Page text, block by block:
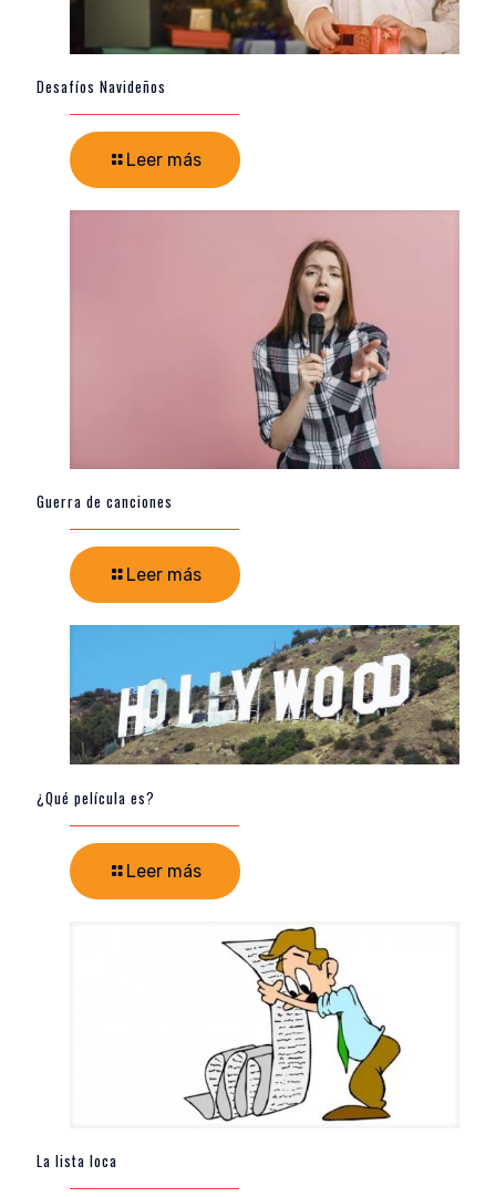
Desafíos Navideños
Leer más
Guerra de canciones
Leer más
¿Qué película es?
Leer más
La lista loca